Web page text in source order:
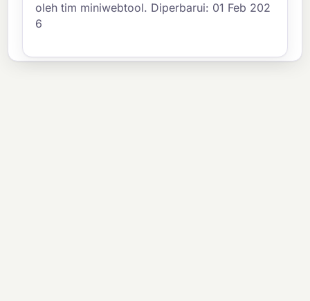
oleh tim miniwebtool. Diperbarui: 01 Feb 202
6